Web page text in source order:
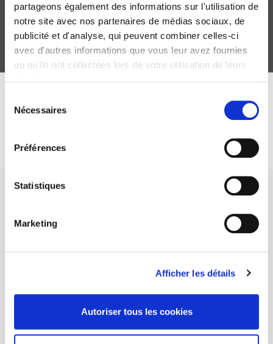
partageons également des informations sur l'utilisation de
notre site avec nos partenaires de médias sociaux, de
publicité et d'analyse, qui peuvent combiner celles-ci
avec d'autres informations que vous leur avez fournies
ou qu'ils ont collectées lors de votre utilisation de leurs
Nécessaires
Préférences
Statistiques
Marketing
Afficher les détails
Autoriser tous les cookies
DISCOVER OUR JOURNALS
continue
FOREIGN RIGHTS